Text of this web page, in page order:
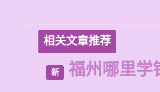
相关文章推荐
新 福州哪里学